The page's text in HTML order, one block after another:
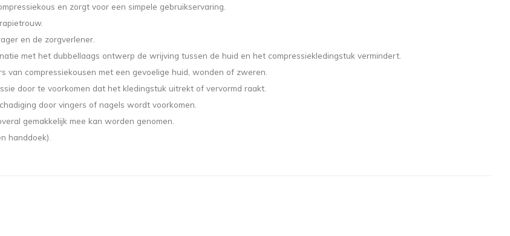
en zorgt voor een simpele gebruikservaring.
en de zorgverlener.
met het dubbellaags ontwerp de wrijving tussen de huid en het compressiekledingstuk vermindert.
compressiekousen met een gevoelige huid, wonden of zweren.
door te voorkomen dat het kledingstuk uitrekt of vervormd raakt.
door vingers of nagels wordt voorkomen.
gemakkelijk mee kan worden genomen.
handdoek).